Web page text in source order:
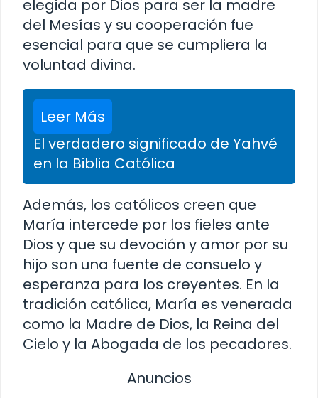
elegida por Dios para ser la madre
del Mesías y su cooperación fue
esencial para que se cumpliera la
voluntad divina.
Leer Más
El verdadero significado de Yahvé
en la Biblia Católica
Además, los católicos creen que
María intercede por los fieles ante
Dios y que su devoción y amor por su
hijo son una fuente de consuelo y
esperanza para los creyentes. En la
tradición católica, María es venerada
como la Madre de Dios, la Reina del
Cielo y la Abogada de los pecadores.
Anuncios